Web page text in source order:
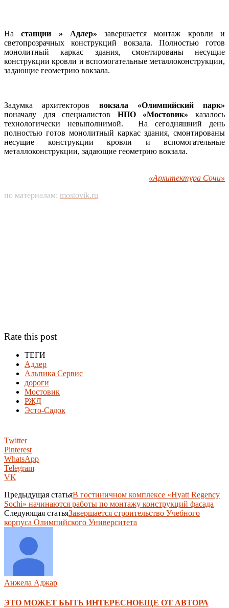
На станции » Адлер» завершается монтаж кровли и
светопрозрачных конструкций вокзала. Полностью готов
монолитный каркас здания, смонтированы несущие
конструкции кровли и вспомогательные металлоконструкции,
задающие геометрию вокзала.
Задумка архитекторов вокзала «Олимпийский парк»
поначалу для специалистов НПО «Мостовик» казалось
технологически невыполнимой. На сегодняшний день
полностью готов монолитный каркас здания, смонтированы
несущие конструкции кровли и вспомогательные
металлоконструкции, задающие геометрию вокзала.
«Архитектура Сочи»
по материалам: mostovik.ru
Rate this post
ТЕГИ
Адлер
Альпика Сервис
дороги
Мостовик
РЖД
Эсто-Садок
Twitter
Pinterest
WhatsApp
Telegram
VK
Предыдущая статьяВ гостиничном комплексе «Hyatt Regency
Sochi» начинаются работы по монтажу конструкций фасада
Следующая статьяЗавершается строительство Учебного
корпуса Олимпийского Университета
Анжела Аджар
ЭТО МОЖЕТ БЫТЬ ИНТЕРЕСНОЕЩЕ ОТ АВТОРА